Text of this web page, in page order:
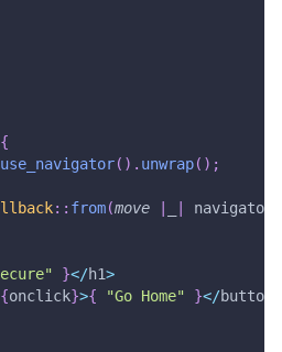
{
use_navigator( ) . unwrap( ) ;
:: from(move navigator
}</h1>
{onclick}>{ "Go Home" }</button